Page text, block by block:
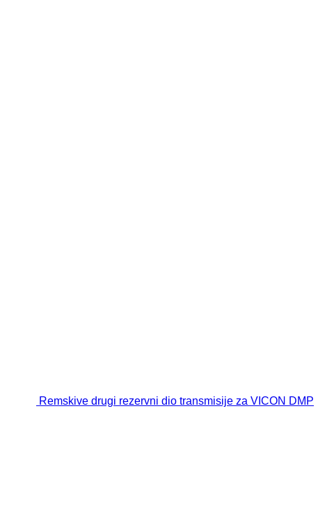
Remskive drugi rezervni dio transmisije za VICON DMP